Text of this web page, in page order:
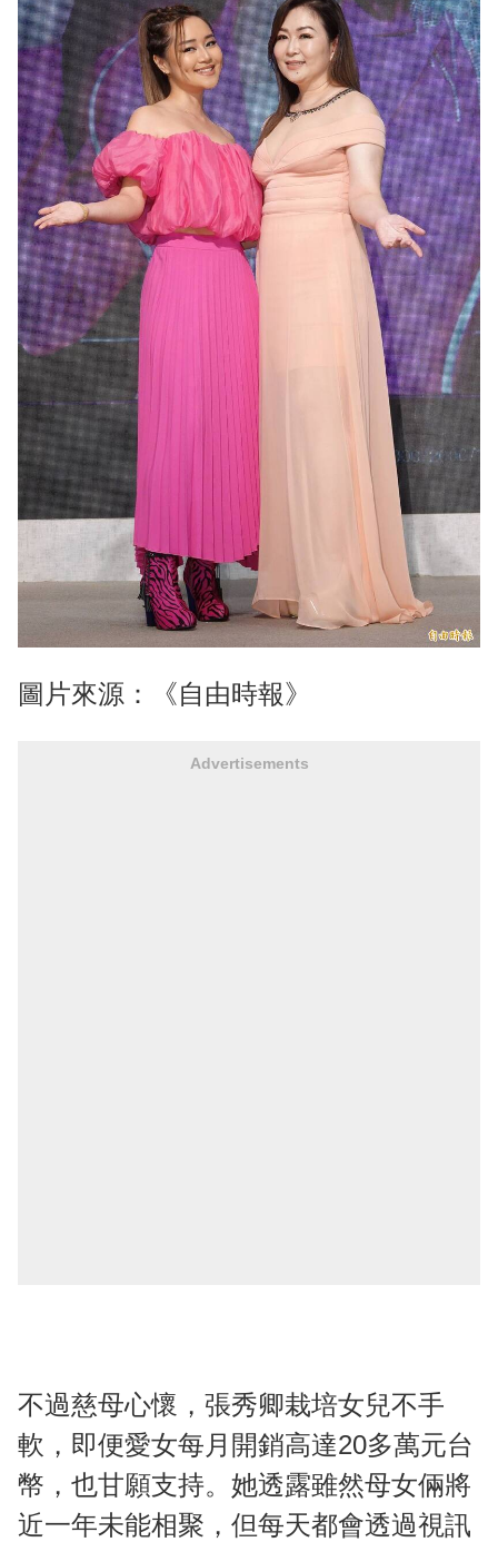
圖片來源：《自由時報》
Advertisements
不過慈母心懷，張秀卿栽培女兒不手
軟，即便愛女每月開銷高達20多萬元台
幣，也甘願支持。她透露雖然母女倆將
近一年未能相聚，但每天都會透過視訊